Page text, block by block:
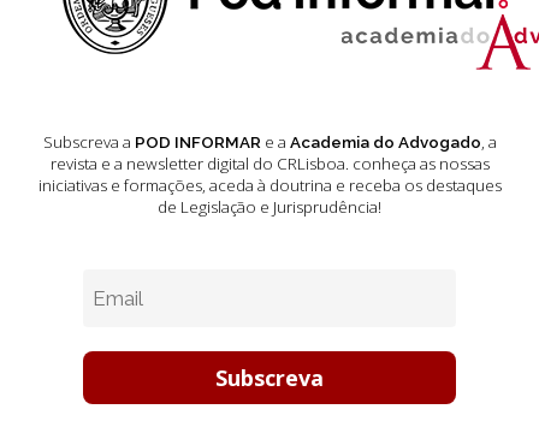
Academia do Advogado
Acórdãos do Tribunal de Justiça da União
Jurisprudência –
Acórdãos do
Tribunal de
Justiça da União
Europeia
Subscreva a POD INFORMARe a Academia do Advogado, a
revista e a newsletter digital do CRLisboa. conheça as nossas
iniciativas e formações, aceda à doutrina e receba os destaques
de Legislação e Jurisprudência!